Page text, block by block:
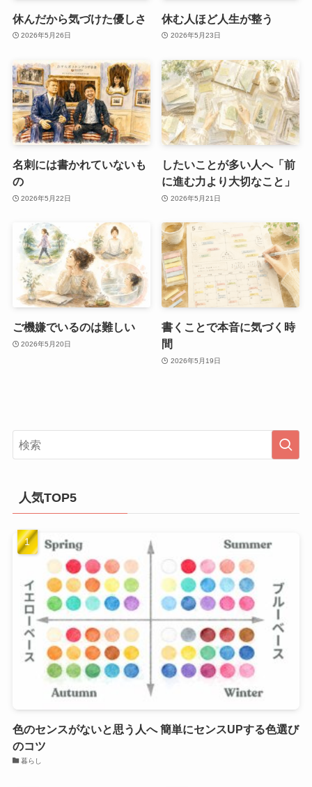
休んだから気づけた優しさ
2026年5月26日
休む人ほど人生が整う
2026年5月23日
名刺には書かれていないも
の
2026年5月22日
したいことが多い人へ「前
に進む力より大切なこと」
2026年5月21日
ご機嫌でいるのは難しい
2026年5月20日
書くことで本音に気づく時
間
2026年5月19日
人気TOP5
色のセンスがないと思う人へ 簡単にセンスUPする色選び
のコツ
暮らし